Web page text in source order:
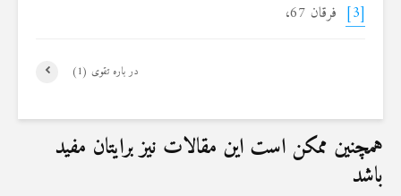
[3] فرقان 67،
در باره تقوی (1)
همچنین ممکن است این مقالات نیز برایتان مفید
باشد